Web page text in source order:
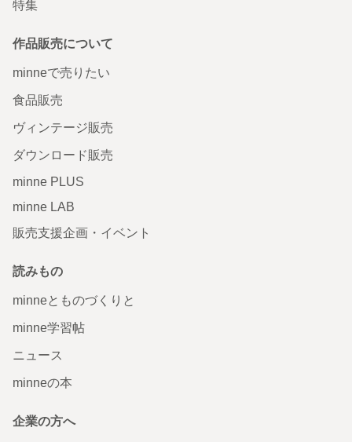
特集
作品販売について
minneで売りたい
食品販売
ヴィンテージ販売
ダウンロード販売
minne PLUS
minne LAB
販売支援企画・イベント
読みもの
minneとものづくりと
minne学習帖
ニュース
minneの本
企業の方へ